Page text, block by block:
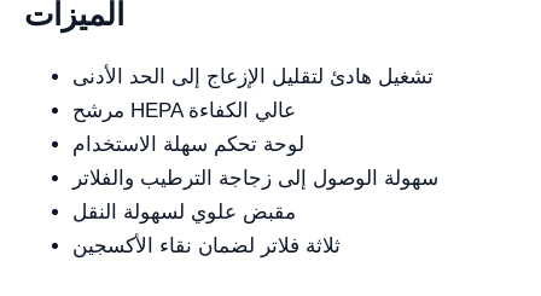
الميزات
تشغيل هادئ لتقليل الإزعاج إلى الحد الأدنى
مرشح HEPA عالي الكفاءة
لوحة تحكم سهلة الاستخدام
سهولة الوصول إلى زجاجة الترطيب والفلاتر
مقبض علوي لسهولة النقل
ثلاثة فلاتر لضمان نقاء الأكسجين